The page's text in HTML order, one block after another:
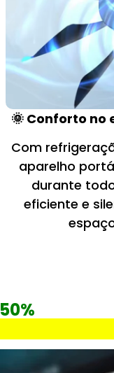
🌞 Conforto no
Com
aparelho
durante
eficiente e